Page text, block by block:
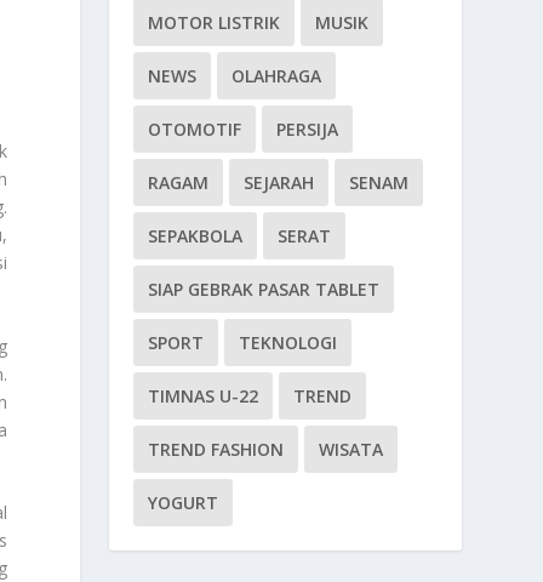
MOTOR LISTRIK MUSIK
NEWS OLAHRAGA
OTOMOTIF PERSIJA
RAGAM SEJARAH SENAM
SEPAKBOLA SERAT
SIAP GEBRAK PASAR TABLET
SPORT TEKNOLOGI
TIMNAS U-22 TREND
TREND FASHION WISATA
YOGURT